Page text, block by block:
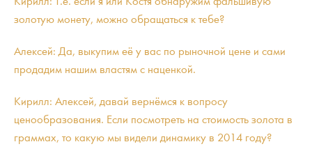
золотую монету, можно обращаться к тебе?
Алексей: Да, выкупим её у вас по рыночной цене и сами
продадим нашим властям с наценкой.
Кирилл: Алексей, давай вернёмся к вопросу
ценообразования. Если посмотреть на стоимость золота в
граммах, то какую мы видели динамику в 2014 году?